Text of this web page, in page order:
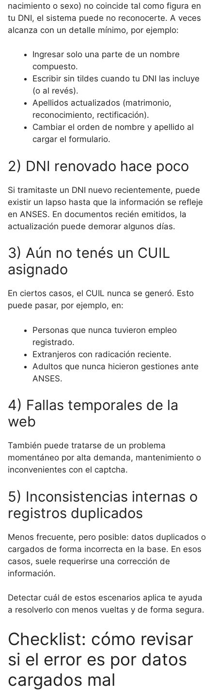
nacimiento o sexo) no coincide tal como figura en
tu DNI, el sistema puede no reconocerte. A veces
alcanza con un detalle mínimo, por ejemplo:
Ingresar solo una parte de un nombre
compuesto.
Escribir sin tildes cuando tu DNI las incluye
(o al revés).
Apellidos actualizados (matrimonio,
reconocimiento, rectificación).
Cambiar el orden de nombre y apellido al
cargar el formulario.
2) DNI renovado hace poco
Si tramitaste un DNI nuevo recientemente, puede
existir un lapso hasta que la información se refleje
en ANSES. En documentos recién emitidos, la
actualización puede demorar algunos días.
3) Aún no tenés un CUIL
asignado
En ciertos casos, el CUIL nunca se generó. Esto
puede pasar, por ejemplo, en:
Personas que nunca tuvieron empleo
registrado.
Extranjeros con radicación reciente.
Adultos que nunca hicieron gestiones ante
ANSES.
4) Fallas temporales de la
web
También puede tratarse de un problema
momentáneo por alta demanda, mantenimiento o
inconvenientes con el captcha.
5) Inconsistencias internas o
registros duplicados
Menos frecuente, pero posible: datos duplicados o
cargados de forma incorrecta en la base. En esos
casos, suele requerirse una corrección de
información.
Detectar cuál de estos escenarios aplica te ayuda
a resolverlo con menos vueltas y de forma segura.
Checklist: cómo revisar
si el error es por datos
cargados mal